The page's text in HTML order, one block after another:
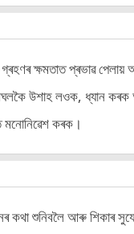
গ্ৰহণৰ ক্ষমতাত প্ৰভাৱ
উশাহ লওক, ধ্যান
মনোনিৱেশ কৰক।
কথা শুনিবলৈ আৰু শিকাৰ